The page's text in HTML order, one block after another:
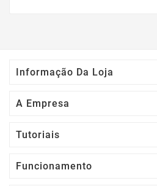
Informação Da Loja
A Empresa
Tutoriais
Funcionamento